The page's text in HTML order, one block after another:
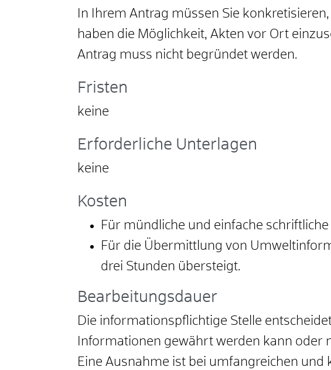
In Ihrem Antrag müssen Sie
haben die Möglichkeit, Akten vor Ort
Antrag muss nicht begründet werden.
Fristen
keine
Erforderliche Unterlagen
keine
Kosten
Für mündliche und einfache
Für die Übermittlung von
drei Stunden übersteigt.
Bearbeitungsdauer
Die informationspflichtige Stelle
Informationen gewährt werden kann oder
Eine Ausnahme ist bei umfangreichen